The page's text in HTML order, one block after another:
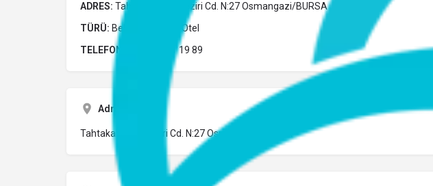
ADRES: Tahtakale Mh. Veziri Cd. N:27 Osmangazi/BURSA
TÜRÜ: Belediye Belgeli Otel
TELEFON:
0 (224) 221 19 89
Adres
Tahtakale Mh. Veziri Cd. N:27 Osmangazi/BURSA